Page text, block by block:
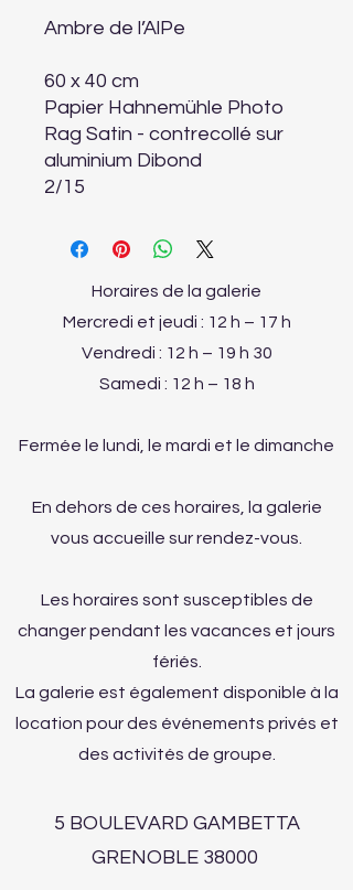
Ambre de l’AlPe
60 x 40 cm
Papier Hahnemühle Photo
Rag Satin - contrecollé sur
aluminium Dibond
2/15
Horaires de la galerie
Mercredi et jeudi : 12 h – 17 h
Vendredi : 12 h – 19 h 30
Samedi : 12 h – 18 h
Fermée le lundi, le mardi et le dimanche
En dehors de ces horaires, la galerie
vous accueille sur rendez-vous.
Les horaires sont susceptibles de
changer pendant les vacances et jours
fériés.
La galerie est également disponible à la
location pour des événements privés et
des activités de groupe.
5 BOULEVARD GAMBETTA
GRENOBLE 38000